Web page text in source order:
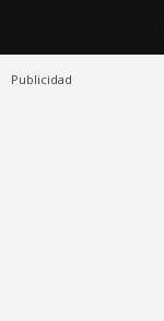
Publicidad